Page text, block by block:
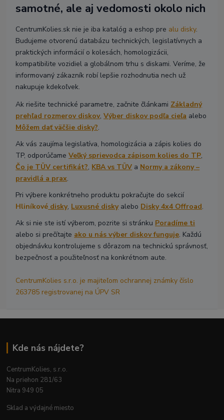
samotné, ale aj vedomosti okolo nich
CentrumKolies.sk nie je iba katalóg a eshop pre alu disky.
Budujeme otvorenú databázu technických, legislatívnych a
praktických informácií o kolesách, homologizácii,
kompatibilite vozidiel a globálnom trhu s diskami. Veríme, že
informovaný zákazník robí lepšie rozhodnutia nech už
nakupuje kdekoľvek.
Ak riešite technické parametre, začnite článkami Základný
prehľad rozmerov diskov,Výber diskov podľa cieľa alebo
Môžem dať väčšie disky?.
Ak vás zaujíma legislatíva, homologizácia a zápis kolies do
TP, odporúčameVeľký sprievodca zápisom kolies do TP,
Čo je TÜV certifikát?, KBA vs TÜV a Normy a zákony –
pravidlá a prax.
Pri výbere konkrétneho produktu pokračujte do sekcií
Hliníkové disky, Luxusné diskyalebo Disky 4x4 Offroad.
Ak si nie ste istí výberom, pozrite si stránku Poradíme ti
alebo si prečítajte ako u nás výber diskov funguje. Každú
objednávku kontrolujeme s dôrazom na technickú správnosť,
bezpečnosť a použiteľnosť na konkrétnom aute.
CentrumKolies s.r.o. je majiteľom ochrannej známky číslo
263785 registrovanej na ÚPV SR
Kde nás nájdete?
CentrumKolies, s.r.o.
Na priehon 281/63
Nitra 949 05
Sklad a výdajné miesto